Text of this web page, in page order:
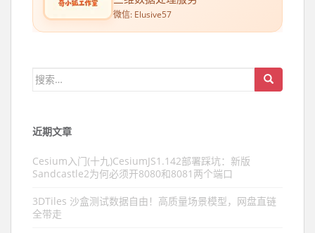
微信: Elusive57
搜索：
近期文章
Cesium入门(十九)CesiumJS1.142部署踩坑：新版
Sandcastle2为何必须开8080和8081两个端口
3DTiles 沙盒测试数据自由！高质量场景模型，网盘直链
全带走